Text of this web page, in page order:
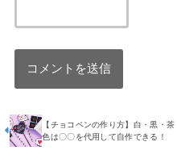
【チョコペンの作り方】白・黒・茶
色は〇〇を代用して自作できる！